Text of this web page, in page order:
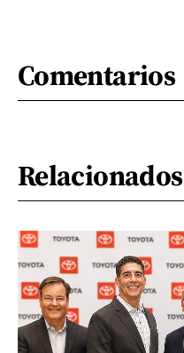
Comentarios
Relacionados